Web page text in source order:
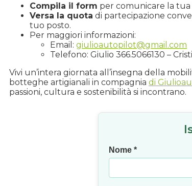
Compila il form per comunicare la tua
Versa la quota di partecipazione
tuo posto.
Per maggiori informazioni:
Email: giulioautopilot@gmail.com
Telefono: Giulio 366.5066130 –
Vivi un’intera giornata all’insegna della
botteghe artigianali in compagnia di
passioni, cultura e sostenibilità si incontrano.
Nome *